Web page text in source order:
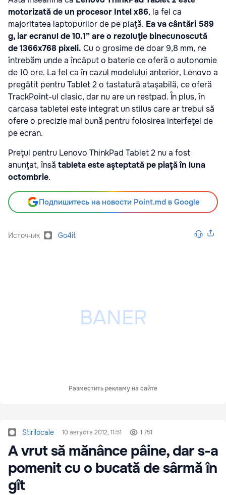
motorizată de un procesor Intel x86, la fel ca
majoritatea laptopurilor de pe piaţă. Ea va cântări 589
g, iar ecranul de 10.1” are o rezoluţie binecunoscută
de 1366x768 pixeli. Cu o grosime de doar 9,8 mm, ne
întrebăm unde a încăput o baterie ce oferă o autonomie
de 10 ore. La fel ca în cazul modelului anterior, Lenovo a
pregătit pentru Tablet 2 o tastatură ataşabilă, ce oferă
TrackPoint-ul clasic, dar nu are un restpad. În plus, în
carcasa tabletei este integrat un stilus care ar trebui să
ofere o precizie mai bună pentru folosirea interfeţei de
pe ecran.
Preţul pentru Lenovo ThinkPad Tablet 2 nu a fost
anunţat, însă tableta este aşteptată pe piaţă în luna
octombrie.
Подпишитесь на новости Point.md в Google
Источник Go4it
Разместить рекламу на сайте
Stirilocale 10 августа 2012, 11:51 1 751
A vrut să mănânce pâine, dar s-a
pomenit cu o bucată de sârmă în
gît